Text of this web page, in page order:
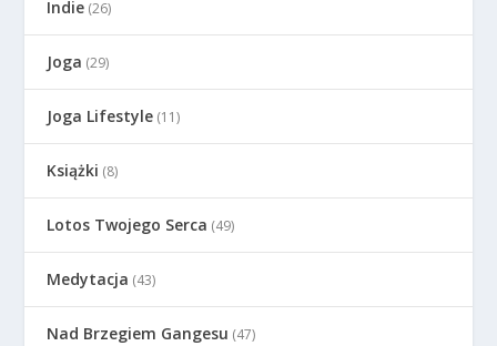
Indie (26)
Joga (29)
Joga Lifestyle (11)
Książki (8)
Lotos Twojego Serca (49)
Medytacja (43)
Nad Brzegiem Gangesu (47)